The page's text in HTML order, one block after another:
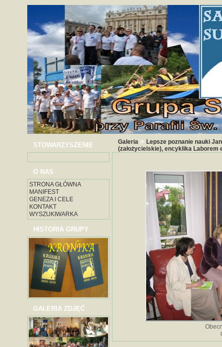
STOWARZYSZENIE
O NAS
STRONA GŁÓWNA
MANIFEST
GENEZA I CELE
KONTAKT
WYSZUKIWARKA
HISTORIA GRUPY
GALERIA ZDJĘĆ
Galeria > Lepsze poznanie nauki
(założycielskie), encyklika Laborem